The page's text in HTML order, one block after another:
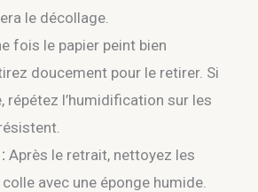
le décollage.
fois le papier peint bien
doucement pour le retirer. Si
répétez l’humidification sur les
Après le retrait, nettoyez les
avec une éponge humide.